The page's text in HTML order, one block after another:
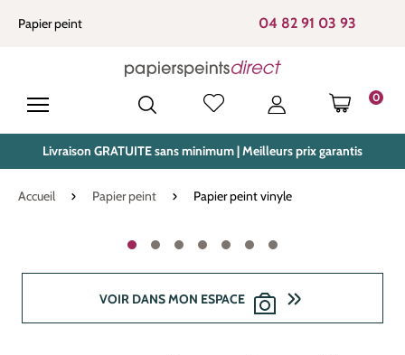
principal
Papier peint 04 82 91 03 93
0
LE
Livraison GRATUITE sans minimum | Meilleurs prix garantis
Accueil Papier peint Papier peint vinyle
VOIR DANS MON ESPACE